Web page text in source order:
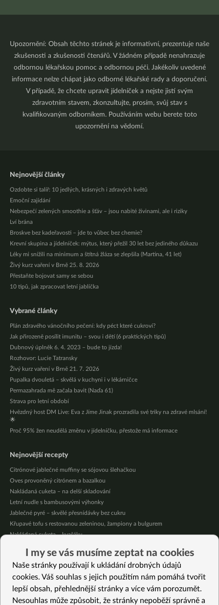
Upozornění: Obsah těchto stránek je informativní, prezentuje naše
zkušenosti a zkušenosti čtenářů. V žádném případě nenahrazuje
odbornou lékařskou pomoc a odbornou péči. Jakékoliv uvedené
informace nelze chápat jako odborné lékařské rady a doporučení.
V případě, že chcete upravit jídelníček a nejste jistí svým
zdravotním stavem, zkonzultujte, prosím, svůj stav s
kvalifikovaným odborníkem. Používáním webu berete toto
upozornění na vědomí.
Nejnovější články
Ozdobte si talíř: 10 jedlých, krásných i zdravých květů
Emoční zajídání
Nebezpečí zelených smoothie a šťáv – jsou nabité živinami, ale i riziky
Lví brána
Broskve bez kadeřavosti – jde to vůbec bez chemie?
Krevní skupina a jídelníček: mýtus, který přežil 30 let bez jediného důkazu
Léky mi snížili na minimum a štítná žláza se zlepšila (Martina, 41 let)
Živý kurz vaření v Brně 25. 8. 2026
Přestaňte bojovat samy se sebou
10 tipů, jak zpracovat letní jablíčka
Vybrané články
Plán zdravého vánočního pečení: kdy péct které cukroví?
Jak přirozeně posílit imunitu – svou i dětí (6 praktických tipů)
Dubnový úplněk 6. 4. 2023 – bude to jízda!
Rozhovor: Lucie Tatransky
Živý kurz vaření v Brně 21. 7. 2026
Pupalka dvouletá – skvělá v kuchyni i v lékárničce
Permazahrada mě začala bavit (Naďa 61)
Strava pro letní období
Hvězdný host DM Live: Eva z Jíme Jinak prozradila své triky na zdravé mlsání!
🌟
Proč 95% žen neudělá změnu v jídelníčku, přestože má informace
Nejnovější recepty
Citrónové jablečné muffiny se sójovou šlehačkou
Oves provoněný citrónem a bazalkou
Nakládaná cuketa – na delší skladování
Letní nudle s bambusovými výhonky
Jablečné pyré – skvělé přesnídávky bez cukru
Křupavé tofu s restovanou zeleninou, žampiony a bulgurem
Nakládaná cuketa – kvašáky
Osvěžující kuskus
Osvěžující čaj s citronovými bylinkami
Vybrané recepty
I my se vás musíme zeptat na cookies
Naše stránky používají k ukládání drobných údajů
cookies. Váš souhlas s jejich použitím nám pomáhá tvořit
lepší obsah, přehlednější stránky a více vám porozumět.
Nesouhlas může způsobit, že stránky nepoběží správně a